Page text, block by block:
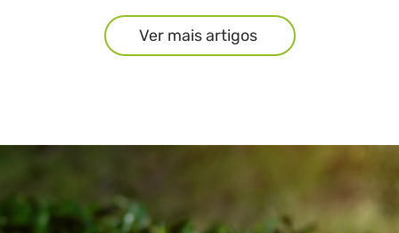
Ver mais artigos